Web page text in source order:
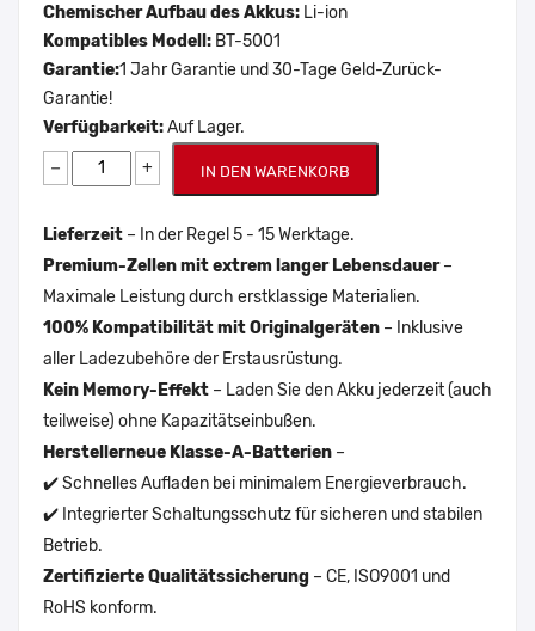
Chemischer Aufbau des Akkus: Li-ion
Kompatibles Modell: BT-5001
Garantie:1 Jahr Garantie und 30-Tage Geld-Zurück-
Garantie!
Verfügbarkeit:Auf Lager.
− + IN DEN WARENKORB
Lieferzeit – In der Regel 5 - 15 Werktage.
Premium-Zellen mit extrem langer Lebensdauer–
Maximale Leistung durch erstklassige Materialien.
100% Kompatibilität mit Originalgeräten – Inklusive
aller Ladezubehöre der Erstausrüstung.
Kein Memory-Effekt – Laden Sie den Akku jederzeit (auch
teilweise) ohne Kapazitätseinbußen.
Herstellerneue Klasse-A-Batterien –
✔️ Schnelles Aufladen bei minimalem Energieverbrauch.
✔️ Integrierter Schaltungsschutz für sicheren und stabilen
Betrieb.
Zertifizierte Qualitätssicherung – CE, ISO9001 und
RoHS konform.